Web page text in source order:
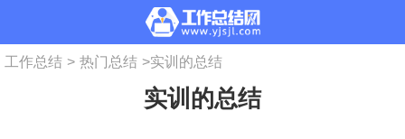
工作总结 > 热门总结 >实训的总结
实训的总结